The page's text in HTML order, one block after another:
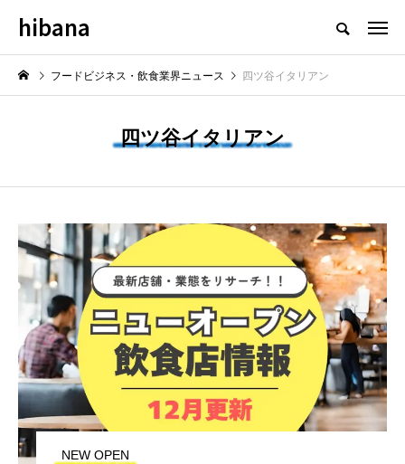
フードビジネス・飲食業界のニュースメディア
NEW POST
最新情報
鹿児島の味を首都圏で！「愛にい
こう、かごしま。」黒ぶたや4店
舗で8月10日から開催
飲食マーケティング
【2026年最新】注目の飲食店フ
hibana
フードビジネス・飲食業界ニュース 四ツ谷イタリアン
四ツ谷イタリアン
NEW OPEN